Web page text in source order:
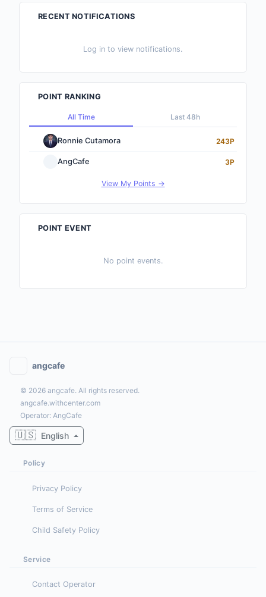
RECENT NOTIFICATIONS
Log in to view notifications.
POINT RANKING
All Time Last 48h
Ronnie Cutamora 243P
AngCafe 3P
View My Points →
POINT EVENT
No point events.
angcafe
© 2026 angcafe. All rights reserved.
angcafe.withcenter.com
Operator: AngCafe
🇺🇸 English
Policy
Privacy Policy
Terms of Service
Child Safety Policy
Service
Contact Operator